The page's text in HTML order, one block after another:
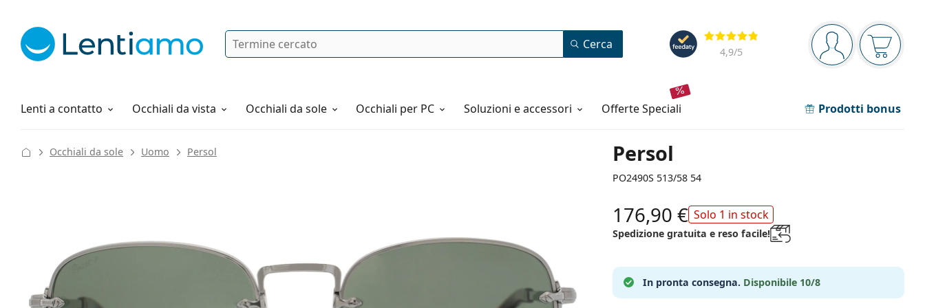
Barra di navigazione
sei connesso
Il
Valutazione
4,9/5
Ricerca Cerca
Lenti a contatto
Soluzioni Occhiali da vista Occhiali da sole Occhiali per PC Soluzioni e accessori offerte speciali Prodotti bonus
Tutto sugli acquisti
Persol
PO2490S 513/58 54
Occhiali da sole Uomo Persol
176,90 € Solo 1 in stock
Spedizione gratuita e reso facile!
In pronta consegna. Disponibile 10/8